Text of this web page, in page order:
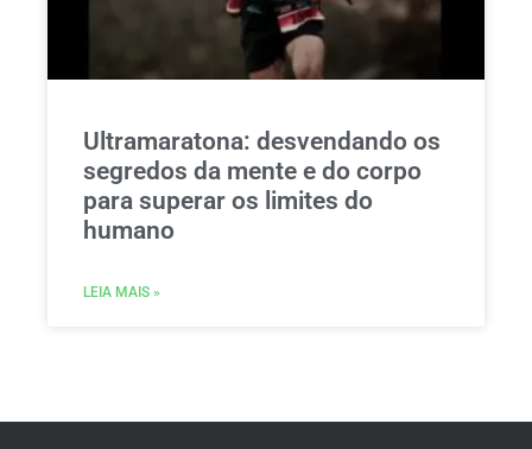
Ultramaratona: desvendando os
segredos da mente e do corpo
para superar os limites do
humano
LEIA MAIS »